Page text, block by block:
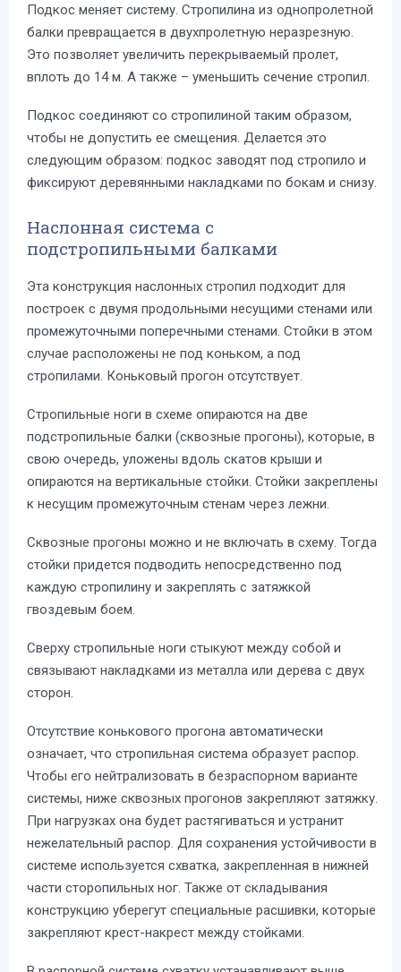
Подкос меняет систему. Стропилина из однопролетной
балки превращается в двухпролетную неразрезную.
Это позволяет увеличить перекрываемый пролет,
вплоть до 14 м. А также – уменьшить сечение стропил.
Подкос соединяют со стропилиной таким образом,
чтобы не допустить ее смещения. Делается это
следующим образом: подкос заводят под стропило и
фиксируют деревянными накладками по бокам и снизу.
Наслонная система с
подстропильными балками
Эта конструкция наслонных стропил подходит для
построек с двумя продольными несущими стенами или
промежуточными поперечными стенами. Стойки в этом
случае расположены не под коньком, а под
стропилами. Коньковый прогон отсутствует.
Стропильные ноги в схеме опираются на две
подстропильные балки (сквозные прогоны), которые, в
свою очередь, уложены вдоль скатов крыши и
опираются на вертикальные стойки. Стойки закреплены
к несущим промежуточным стенам через лежни.
Сквозные прогоны можно и не включать в схему. Тогда
стойки придется подводить непосредственно под
каждую стропилину и закреплять с затяжкой
гвоздевым боем.
Сверху стропильные ноги стыкуют между собой и
связывают накладками из металла или дерева с двух
сторон.
Отсутствие конькового прогона автоматически
означает, что стропильная система образует распор.
Чтобы его нейтрализовать в безраспорном варианте
системы, ниже сквозных прогонов закрепляют затяжку.
При нагрузках она будет растягиваться и устранит
нежелательный распор. Для сохранения устойчивости в
системе используется схватка, закрепленная в нижней
части сторопильных ног. Также от складывания
конструкцию уберегут специальные расшивки, которые
закрепляют крест-накрест между стойками.